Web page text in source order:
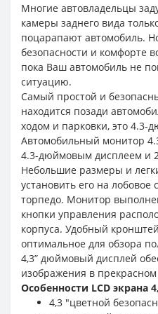
Многие автовладельцы
камеры заднего вида
поцарапают автомобиль.
безопасности и комфорте
пока Ваш автомобиль не
ситуацию.
Самый простой и
находится позади
ходом и парковки, это
Автомобильный монитор
4.3-дюймовым дисплеем и
Небольшие размеры и
установить его на лобовое
торпедо. Монитор
кнопки управления
корпуса. Удобный
оптимальное для обзора
4,3” дюймовый дисплей
изображения в прекрасном
Особенности LCD экрана
4,3 "цветной